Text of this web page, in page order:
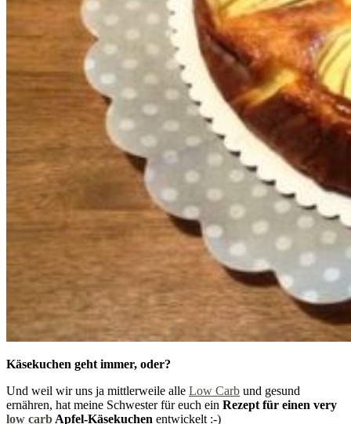
Käsekuchen geht immer, oder?
Und weil wir uns ja mittlerweile alle Low Carb und gesund
ernähren, hat meine Schwester für euch ein Rezept für einen very
low carb Apfel-Käsekuchen entwickelt :-)